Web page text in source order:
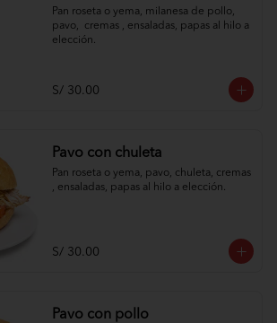
Pan roseta o yema, milanesa de pollo,
pavo,  cremas , ensaladas, papas al hilo a
elección.
S/ 30.00
Pavo con chuleta
Pan roseta o yema, pavo, chuleta, cremas
, ensaladas, papas al hilo a elección.
S/ 30.00
Pavo con pollo